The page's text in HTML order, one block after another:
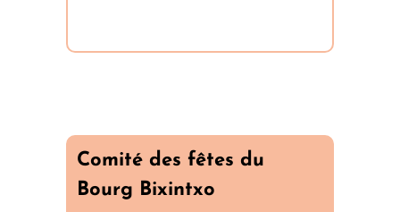
Comité des fêtes du
Bourg Bixintxo